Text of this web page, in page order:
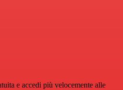
e accedi più velocemente alle